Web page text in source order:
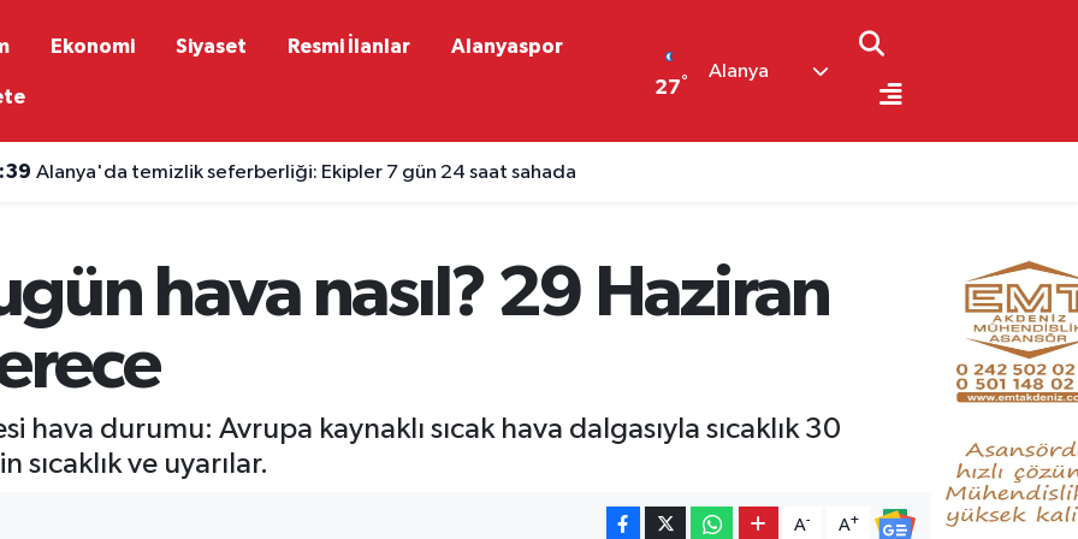
Ekonomi Siyaset Resmi İlanlar Alanyaspor
27°
Alanya
Alanya'da temizlik seferberliği: Ekipler 7 gün 24 saat sahada
hava nasıl? 29 Haziran
hava durumu: Avrupa kaynaklı sıcak hava dalgasıyla sıcaklık 30
sıcaklık ve uyarılar.
A- A+